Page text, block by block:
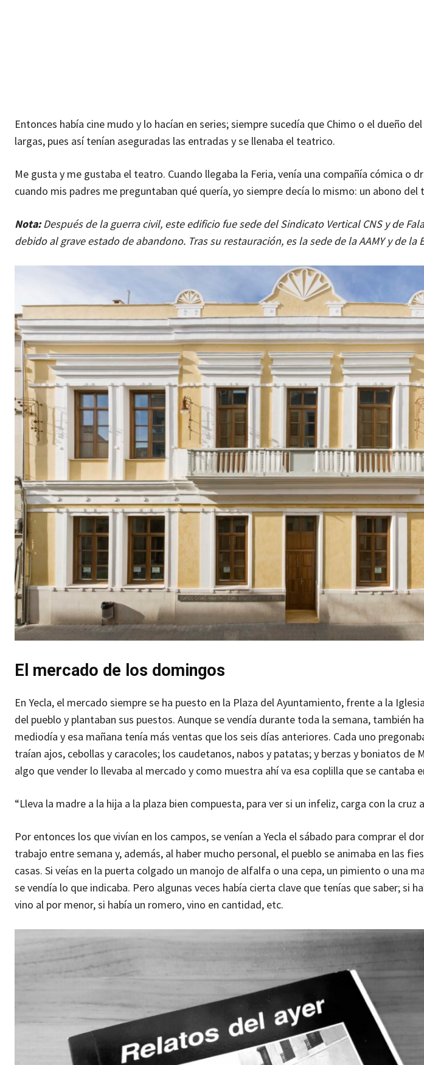
Entonces había cine mudo y lo hacían en series; siempre sucedía que Chimo o el dueño
largas, pues así tenían aseguradas las entradas y se llenaba el teatrico.
Me gusta y me gustaba el teatro. Cuando llegaba la Feria, venía una compañía cómica o
cuando mis padres me preguntaban qué quería, yo siempre decía lo mismo: un abono del
Nota:Después de la guerra civil, este edificio fue sede del Sindicato Vertical CNS y de
debido al grave estado de abandono. Tras su restauración, es la sede de la AAMY y de la
El mercado de los domingos
En Yecla, el mercado siempre se ha puesto en la Plaza del Ayuntamiento, frente a la
del pueblo y plantaban sus puestos. Aunque se vendía durante toda la semana, también
mediodía y esa mañana tenía más ventas que los seis días anteriores. Cada uno
traían ajos, cebollas y caracoles; los caudetanos, nabos y patatas; y berzas y boniatos
algo que vender lo llevaba al mercado y como muestra ahí va esa coplilla que se cantaba
“Lleva la madre a la hija a la plaza bien compuesta, para ver si un infeliz, carga con la cruz
Por entonces los que vivían en los campos, se venían a Yecla el sábado para comprar el
trabajo entre semana y, además, al haber mucho personal, el pueblo se animaba en las
casas. Si veías en la puerta colgado un manojo de alfalfa o una cepa, un pimiento o una
se vendía lo que indicaba. Pero algunas veces había cierta clave que tenías que saber; si
vino al por menor, si había un romero, vino en cantidad, etc.